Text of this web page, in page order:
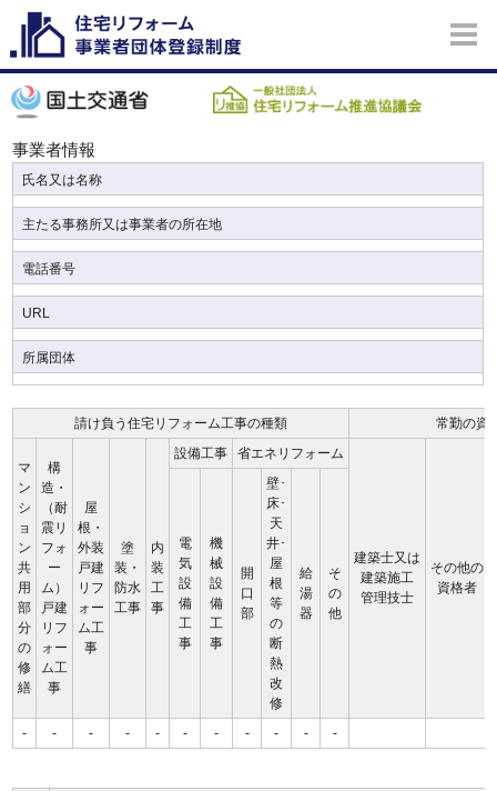
事業者情報
氏名又は名称
主たる事務所又は事業者の所在地
電話番号
URL
所属団体
請け負う住宅リフォーム工事の種類 常勤の資
マ
ン
シ
ョ
ン
共
用
部
分
の
修
繕
構
造・
（耐
震リ
フォ
ー
ム）
戸建
リフ
ォー
ム工
事
屋
根・
外装
戸建
リフ
ォー
ム工
事
塗
装・
防水
工事
内
装
工
事
設備工事 省エネリフォーム
建築士又は
建築施工
管理技士
その他の
資格者
電
気
設
備
工
事
機
械
設
備
工
事
開
口
部
壁･
床･
天
井･
屋
根
等
の
断
熱
改
修
給
湯
器
そ
の
他
- - - - - - - - - - -